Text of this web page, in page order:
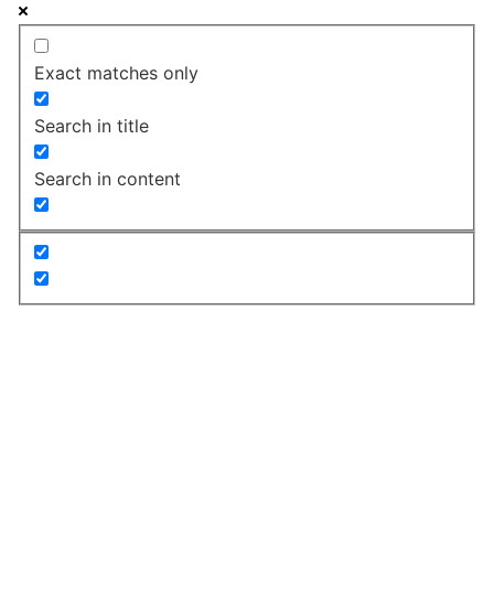
Exact matches only
Search in title
Search in content